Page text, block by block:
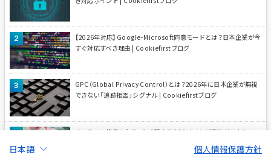
【2026年対応】Google・Microsoft同意モードとは？日本企業が今
すぐ対応すべき理由 | Cookiefirstブログ
GPC（Global Privacy Control）とは？2026年に日本企業が無視
できない「追跡拒否」シグナル | Cookiefirstブログ
オンライン接客の失敗、なぜ起きる？ECサイトが陥りがちな3つの
日本語 個人情報保護方針